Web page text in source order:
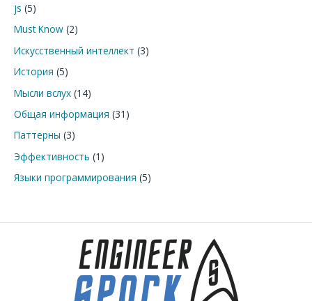
:
js (5)
Must Know (2)
Искусственный интеллект (3)
История (5)
Мысли вслух (14)
Общая информация (31)
Паттерны (3)
Эффективность (1)
Языки программирования (5)